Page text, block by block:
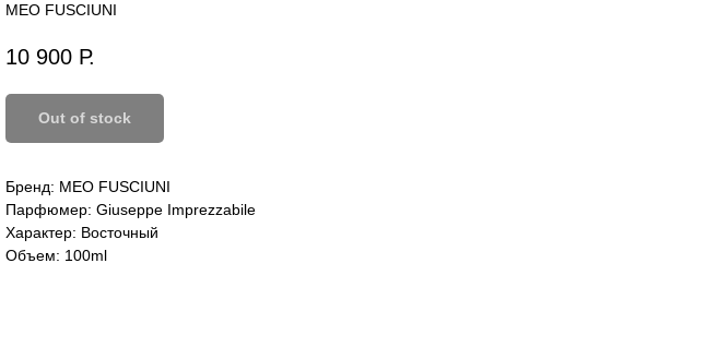
MEO FUSCIUNI
10 900 Р.
Out of stock
Бренд: MEO FUSCIUNI
Парфюмер: Giuseppe Imprezzabile
Характер: Восточный
Объем: 100ml